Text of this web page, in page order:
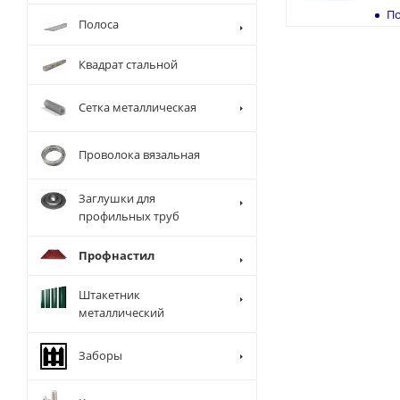
Полоса
Квадрат стальной
Сетка металлическая
Проволока вязальная
Заглушки для
профильных труб
Профнастил
Штакетник
металлический
Заборы